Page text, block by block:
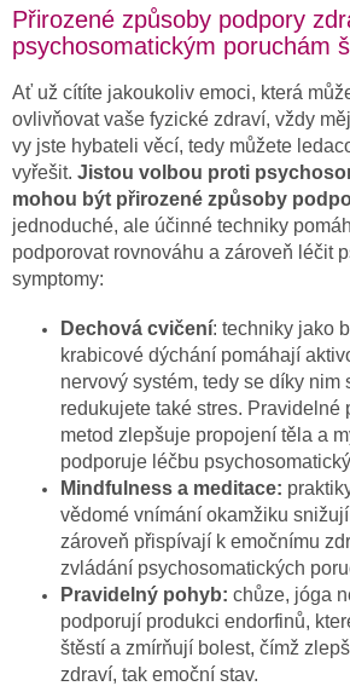
Přirozené způsoby podpory
psychosomatickým poruchám
Ať už cítíte jakoukoliv emoci, která
ovlivňovat vaše fyzické zdraví, vždy
vy jste hybateli věcí, tedy můžete
vyřešit. Jistou volbou proti
mohou být přirozené způsoby
jednoduché, ale účinné techniky
podporovat rovnováhu a zároveň léčit
symptomy:
Dechová cvičení: techniky jako
krabicové dýchání pomáhají
nervový systém, tedy se díky nim
redukujete také stres. Pravidelné
metod zlepšuje propojení těla a
podporuje léčbu
Mindfulness a meditace:
vědomé vnímání okamžiku
zároveň přispívají k emočnímu
zvládání psychosomatických
Pravidelný pohyb: chůze, jóga
podporují produkci endorfinů,
štěstí a zmírňují bolest, čímž
zdraví, tak emoční stav.